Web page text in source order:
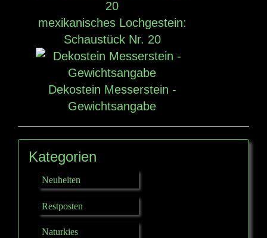
mexikanisches Lochgestein:
Schaustück Nr. 20
Dekostein Messerstein -
Gewichtsangabe
Kategorien
Neuheiten
Restposten
Naturkies